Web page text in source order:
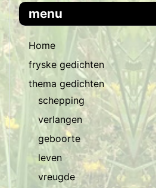
menu
Home
fryske gedichten
thema gedichten
schepping
verlangen
geboorte
leven
vreugde